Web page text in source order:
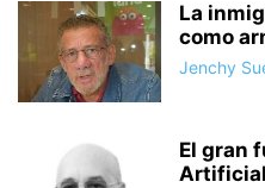
La
como
Jenchy
El gran
Artificial